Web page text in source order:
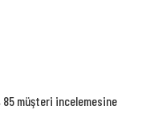
müşteri incelemesine